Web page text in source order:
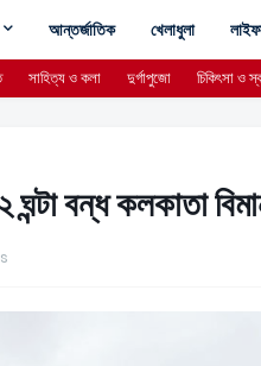
আন্তর্জাতিক খেলাধুলা
সাহিত্য ও কলা দুর্গাপুজো চিকিৎসা ও
বন্ধ কলকাতা